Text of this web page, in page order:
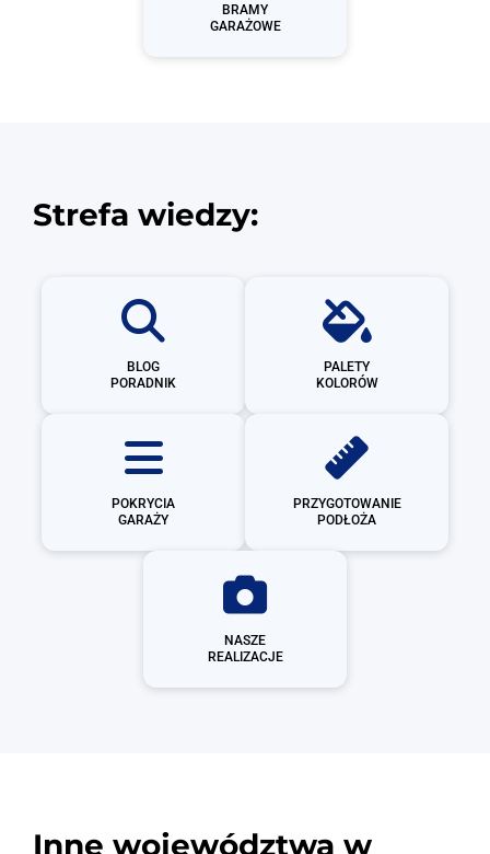
BRAMY
GARAŻOWE
Strefa wiedzy:
BLOG
PORADNIK
PALETY
KOLORÓW
POKRYCIA
GARAŻY
PRZYGOTOWANIE
PODŁOŻA
NASZE
REALIZACJE
Inne województwa w